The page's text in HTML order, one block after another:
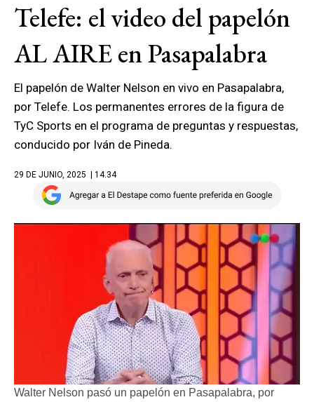
Telefe: el video del papelón
AL AIRE en Pasapalabra
El papelón de Walter Nelson en vivo en Pasapalabra,
por Telefe. Los permanentes errores de la figura de
TyC Sports en el programa de preguntas y respuestas,
conducido por Iván de Pineda.
29 DE JUNIO, 2025 | 14.34
Walter Nelson pasó un papelón en Pasapalabra, por